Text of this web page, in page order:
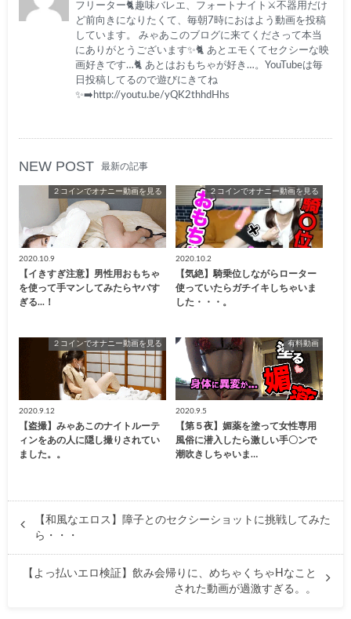
フリーター🐈趣味バレエ、フォートナイト⚔️不器用だけ
ど前向きになりたくて、毎朝7時におはよう動画を投稿
しています。 みゃあこのブログに来てくださって本当
にありがとうございます✨🐈 あとエモくてセクシーな映
画好きです…🐈 あとはおもちゃが好き…。YouTubeは毎
日投稿してるので遊びにきてね
✨➡️http://youtu.be/yQK2thhdHhs
NEW POST 最新の記事
２コインでオナニー動画を見る
2020.10.9
【イきすぎ注意】男性用おもちゃ
を使って手マンしてみたらヤバす
ぎる...！
２コインでオナニー動画を見る
2020.10.2
【気絶】騎乗位しながらローター
使っていたらガチイキしちゃいま
した・・・。
２コインでオナニー動画を見る
2020.9.12
【盗撮】みゃあこのナイトルーテ
ィンをあの人に隠し撮りされてい
ました。。
有料動画
2020.9.5
【第５夜】媚薬を塗って女性専用
風俗に潜入したら激しい手〇ンで
潮吹きしちゃいま…
【和風なエロス】障子とのセクシーショットに挑戦してみた
ら・・・
【よっ払いエロ検証】飲み会帰りに、めちゃくちゃHなこと
された動画が過激すぎる。。